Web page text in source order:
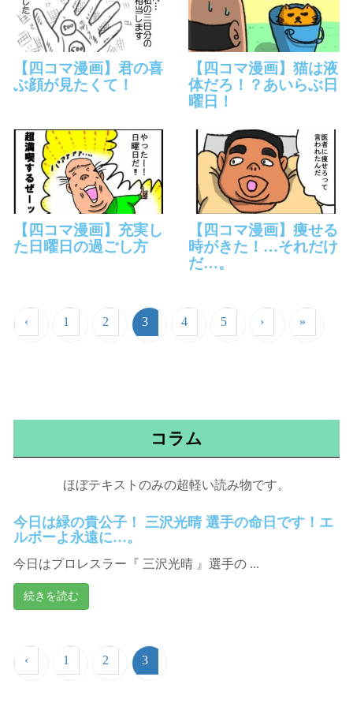
【四コマ漫画】君の喜
ぶ顔が見たくて！
【四コマ漫画】猫は液
体だろ！？あいらぶ日
曜日！
【四コマ漫画】充実し
た日曜日の過ごし方
【四コマ漫画】痩せる
時がきた！…それだけ
だ…。
‹ 1 2 3 4 5 › »
コラム
ほぼテキストのみの超軽い読み物です。
今日は緑の貴公子！ 三沢光晴 選手の命日です！エ
ルボーよ永遠に…。
今日はプロレスラー『 三沢光晴 』選手の ...
続きを読む
‹ 1 2 3